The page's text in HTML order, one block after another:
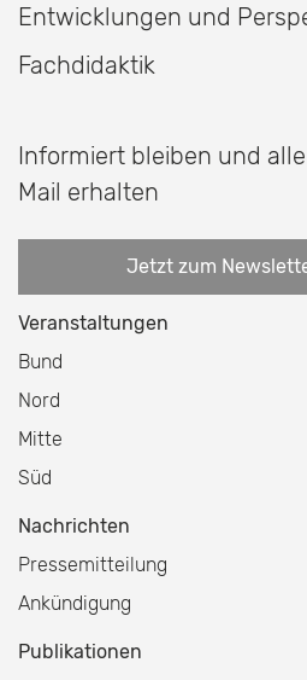
Entwicklungen und
Fachdidaktik
Informiert bleiben und
Mail erhalten
Jetzt zum
Veranstaltungen
Bund
Nord
Mitte
Süd
Nachrichten
Pressemitteilung
Ankündigung
Publikationen